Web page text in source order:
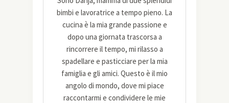
bimbi e lavoratrice a tempo pieno. La
cucina è la mia grande passione e
dopo una giornata trascorsa a
rincorrere il tempo, mi rilasso a
spadellare e pasticciare per la mia
famiglia e gli amici. Questo è il mio
angolo di mondo, dove mi piace
raccontarmi e condividere le mie